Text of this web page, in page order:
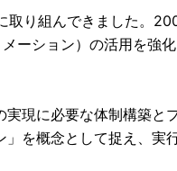
り組んできました。
ーション）の活用を強
現に必要な体制構築と
を概念として捉え、実